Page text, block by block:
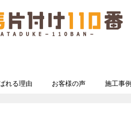
れる理由 お客様の声 施工事例